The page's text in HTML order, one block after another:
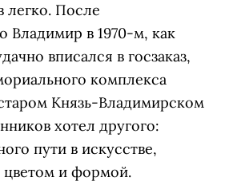
легко. После
Владимир в 1970-м, как
вписался в госзаказ,
комплекса
Князь-Владимирском
хотел другого:
пути в искусстве,
цветом и формой.